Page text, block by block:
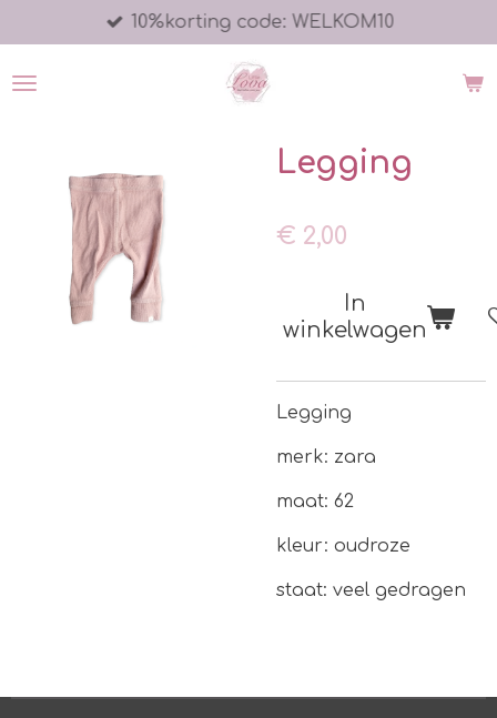
direct
naar
10%korting code: WELKOM10
Legging
€ 2,00
In
winkelwagen
Legging
merk: zara
maat: 62
kleur: oudroze
staat: veel gedragen